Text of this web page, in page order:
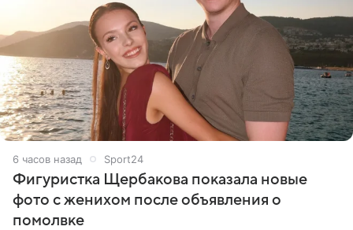
6 часов назад Sport24
Фигуристка Щербакова показала новые
фото с женихом после объявления о
помолвке